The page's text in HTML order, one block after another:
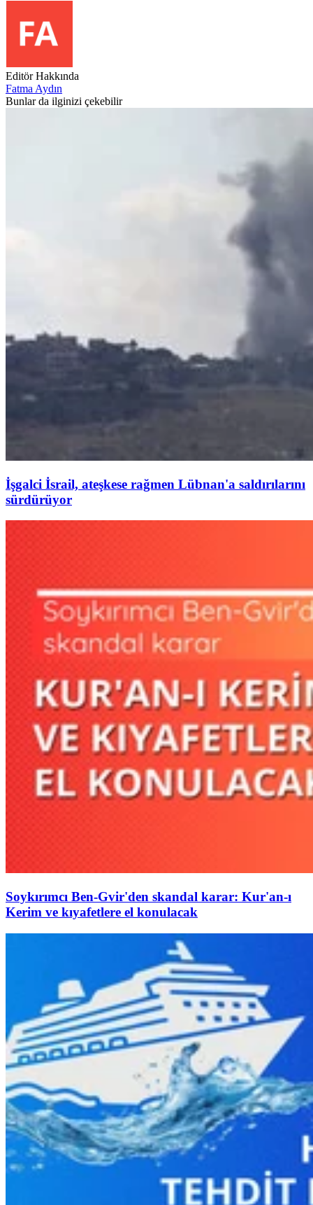
Editör Hakkında
Fatma Aydın
Bunlar da ilginizi çekebilir
İşgalci İsrail, ateşkese rağmen Lübnan'a saldırılarını
sürdürüyor
Soykırımcı Ben-Gvir'den skandal karar: Kur'an-ı
Kerim ve kıyafetlere el konulacak